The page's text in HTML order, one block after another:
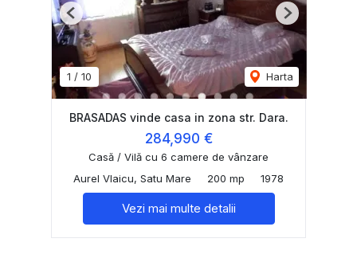
1 / 10 Harta
Previous Next
BRASADAS vinde casa in zona str. Dara.
284,990 €
Casă / Vilă cu 6 camere de vânzare
Aurel Vlaicu, Satu Mare
200 mp 1978
Vezi mai multe detalii